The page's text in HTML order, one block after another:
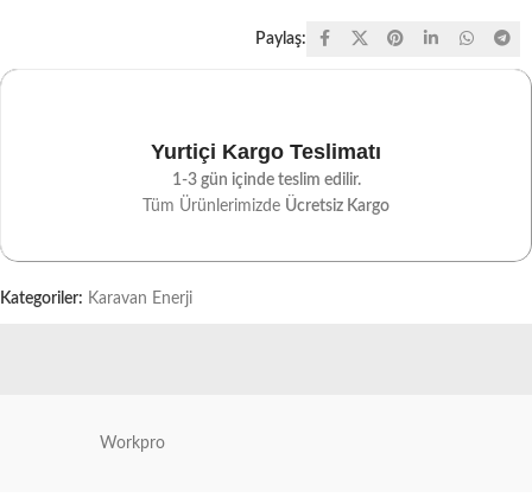
Paylaş:
Yurtiçi Kargo Teslimatı
1-3 gün içinde teslim edilir.
Tüm Ürünlerimizde Ücretsiz Kargo
Kategoriler: Karavan Enerji
Workpro